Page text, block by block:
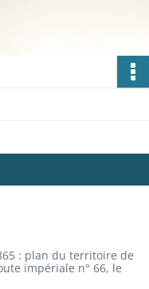
: plan du territoire de
impériale n° 66, le